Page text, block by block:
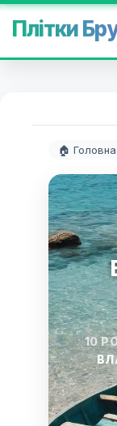
Плітки
🏠 Головна
10